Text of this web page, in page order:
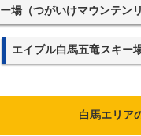
場（つがいけマウンテンリ
エイブル白馬五竜スキー
白馬エリア